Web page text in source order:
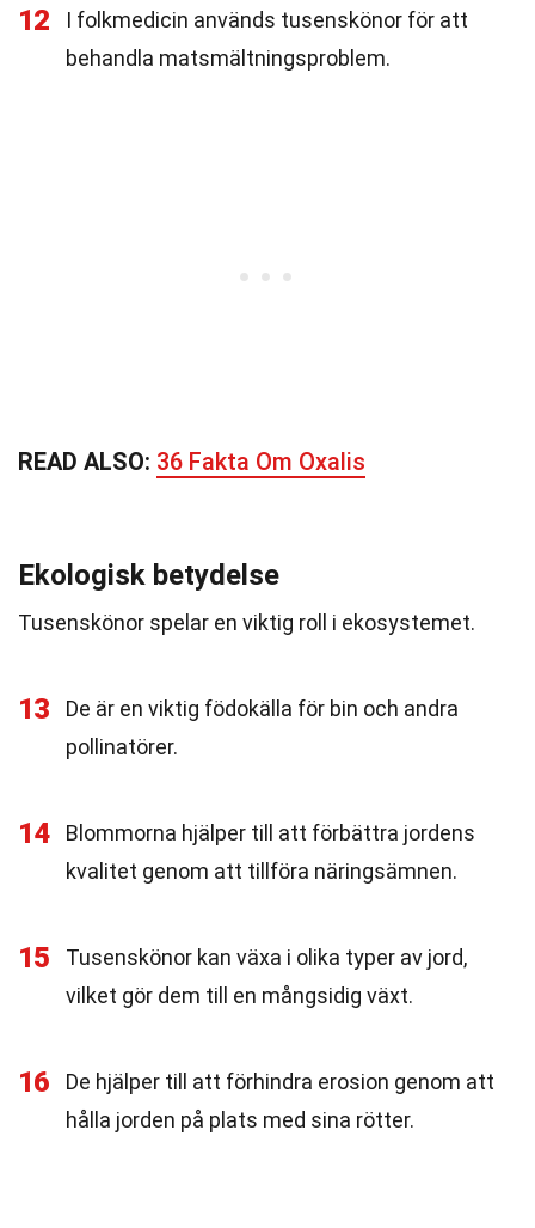
12
I folkmedicin används tusenskönor för att
behandla matsmältningsproblem.
READ ALSO: 36 Fakta Om Oxalis
Ekologisk betydelse
Tusenskönor spelar en viktig roll i ekosystemet.
13
De är en viktig födokälla för bin och andra
pollinatörer.
14
Blommorna hjälper till att förbättra jordens
kvalitet genom att tillföra näringsämnen.
15
Tusenskönor kan växa i olika typer av jord,
vilket gör dem till en mångsidig växt.
16
De hjälper till att förhindra erosion genom att
hålla jorden på plats med sina rötter.